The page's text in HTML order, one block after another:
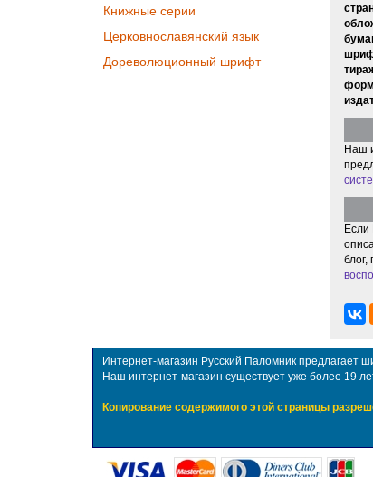
Книжные серии
Церковнославянский язык
Дореволюционный шрифт
Наш
Если
блог,
Интернет-магазин Русский Паломник предлагает
Наш интернет-магазин существует уже более 19
Копирование содержимого этой страницы